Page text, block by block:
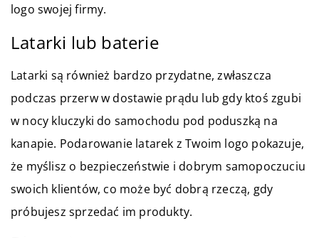
logo swojej firmy.
Latarki lub baterie
Latarki są również bardzo przydatne, zwłaszcza
podczas przerw w dostawie prądu lub gdy ktoś zgubi
w nocy kluczyki do samochodu pod poduszką na
kanapie. Podarowanie latarek z Twoim logo pokazuje,
że myślisz o bezpieczeństwie i dobrym samopoczuciu
swoich klientów, co może być dobrą rzeczą, gdy
próbujesz sprzedać im produkty.